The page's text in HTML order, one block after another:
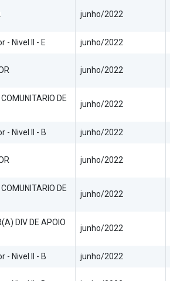
junho/2022
- Nivel II - E junho/2022
junho/2022
DE
junho/2022
- Nivel II - B junho/2022
junho/2022
DE
junho/2022
DIV DE APOIO
junho/2022
- Nivel II - B junho/2022